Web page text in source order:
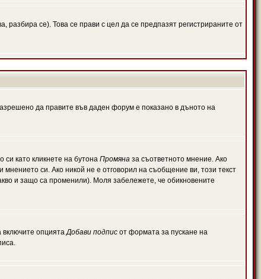
се). Това се прави с цел да се предпазят регистрираните от
да правите във даден форум е показано в дъното на
като кликнете на бутона Промяна за съответното мнение. Ако
си. Ако никой не е отговорил на съобщение ви, този текст
и защо са променили). Моля забележете, че обикновените
включите опциятаДобави подпис от формата за пускане на